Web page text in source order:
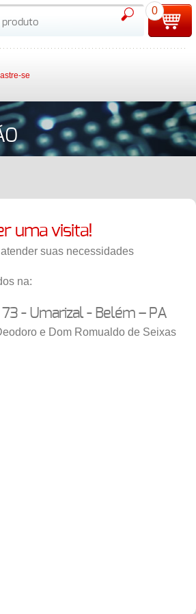
se
0
uma visita!
suas necessidades
na:
73 - Umarizal - Belém – PA
e Dom Romualdo de Seixas